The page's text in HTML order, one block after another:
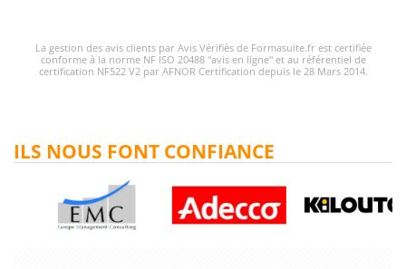
La gestion des avis clients par Avis Vérifiés de Formasuite.fr est certifiée
conforme à la norme NF ISO 20488 "avis en ligne" et au référentiel de
certification NF522 V2 par AFNOR Certification depuis le 28 Mars 2014.
ILS NOUS FONT CONFIANCE